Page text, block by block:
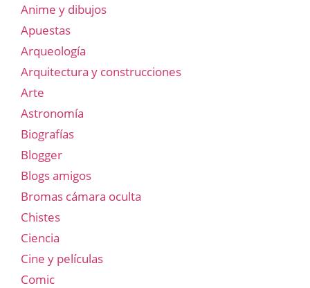
Anime y dibujos
Apuestas
Arqueología
Arquitectura y construcciones
Arte
Astronomía
Biografías
Blogger
Blogs amigos
Bromas cámara oculta
Chistes
Ciencia
Cine y películas
Comic